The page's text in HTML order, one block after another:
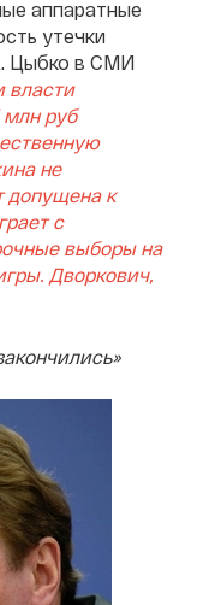
аппаратные
утечки
Цыбко в СМИ
власти
млн руб
не
допущена к
с
выборы на
Дворкович,